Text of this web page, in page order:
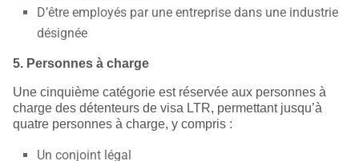
D’être employés par une entreprise dans une industrie
désignée
5. Personnes à charge
Une cinquième catégorie est réservée aux personnes à
charge des détenteurs de visa LTR, permettant jusqu’à
quatre personnes à charge, y compris :
Un conjoint légal